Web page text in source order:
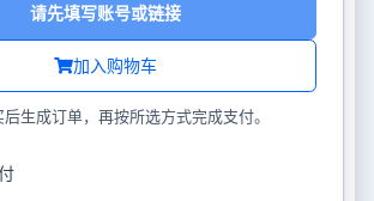
加入购物车
请先填写账号或链接
后生成订单，再按所选方式完成支付。